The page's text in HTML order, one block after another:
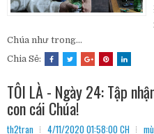
Chúa như trong...
Chia Sẻ:
TÔI LÀ - Ngày 24: Tập
con cái Chúa!
th2tran 4/11/2020 01:58:00 CH